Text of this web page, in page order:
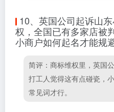
10、 英国公司起诉山
权，全国已有多家店被
小商户如何起名才能规
简评：商标维权里，英国
打工人觉得这有点碰瓷，
常见词才行。